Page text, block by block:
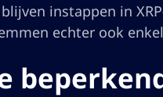
instappen in
echter ook